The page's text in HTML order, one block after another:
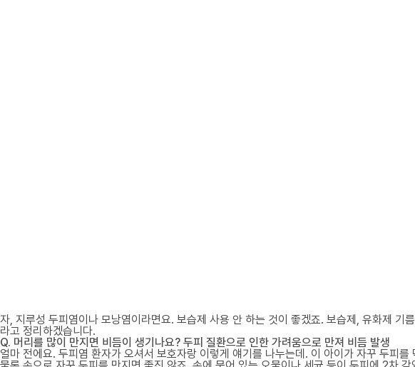
자, 지루성 두피염이나 모낭염이라면요. 보습제 사용 안 하는 것이 좋겠죠. 보습제, 유화제
라고 정리하겠습니다.
Q. 머리를 많이 만지면 비듬이 생기나요? 두피 질환으로 인한 가려움으로 만져 비듬 발생
얼마 전에요. 두피염 환자가 오셔서 보호자랑 이렇게 얘기를 나누는데. 이 아이가 자꾸 두피